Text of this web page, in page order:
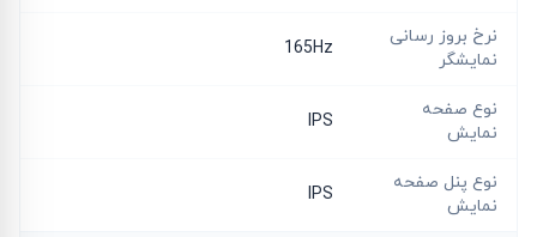
نرخ بروز رسانی
نمایشگر
165Hz
نوع صفحه
نمایش
IPS
نوع پنل صفحه
نمایش
IPS